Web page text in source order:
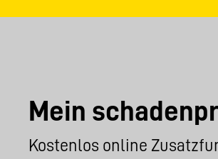
Mein
Kostenlos online